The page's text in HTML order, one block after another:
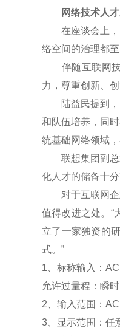
网络技术人才
在座谈会上，网
络空间的治理都
伴随互联网技
力，尊重创新、
陆益民提到，
和队伍培养，同
统基础网络领域
联想集团副总裁
化人才的储备十
对于互联网企业
值得改进之处。“
立了一家独资的
式。”
1 、标称输入：
允许过量程：瞬
2 、输入范围：
3
显示范围： 任